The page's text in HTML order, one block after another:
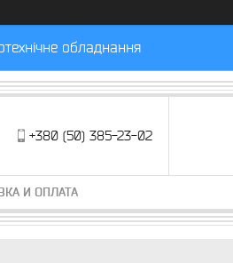
обладнання
+380 (50) 385-23-02
И ОПЛАТА